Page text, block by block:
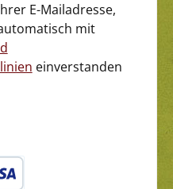
E-Mailadresse,
mit
einverstanden